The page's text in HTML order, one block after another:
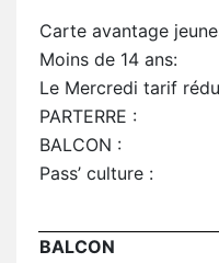
Carte avantage
Moins de 14 ans:
Le Mercredi tarif
PARTERRE :
BALCON :
Pass’ culture :
BALCON